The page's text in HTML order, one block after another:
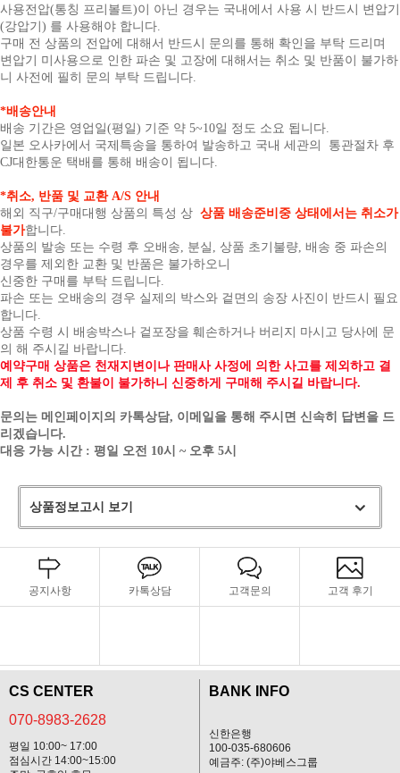
사용전압(통칭 프리볼트)이 아닌 경우는 국내에서 사용 시 반드시 변압기
(강압기) 를 사용해야 합니다.
구매 전 상품의 전압에 대해서 반드시 문의를 통해 확인을 부탁 드리며
변압기 미사용으로 인한 파손 및 고장에 대해서는 취소 및 반품이 불가하
니 사전에 필히 문의 부탁 드립니다.
*배송안내
배송 기간은 영업일(평일) 기준 약 5~10일 정도 소요 됩니다.
일본 오사카에서 국제특송을 통하여 발송하고 국내 세관의 통관절차 후
CJ대한통운 택배를 통해 배송이 됩니다.
*취소, 반품 및 교환 A/S 안내
해외 직구/구매대행 상품의 특성 상 상품 배송준비중 상태에서는 취소가
불가합니다.
상품의 발송 또는 수령 후 오배송, 분실, 상품 초기불량, 배송 중 파손의
경우를 제외한 교환 및 반품은 불가하오니
신중한 구매를 부탁 드립니다.
파손 또는 오배송의 경우 실제의 박스와 겉면의 송장 사진이 반드시 필요
합니다.
상품 수령 시 배송박스나 겉포장을 훼손하거나 버리지 마시고 당사에 문
의 해 주시길 바랍니다.
예약구매 상품은 천재지변이나 판매사 사정에 의한 사고를 제외하고 결
제 후 취소 및 환불이 불가하니 신중하게 구매해 주시길 바랍니다.
문의는 메인페이지의 카톡상담, 이메일을 통해 주시면 신속히 답변을 드
리겠습니다.
대응 가능 시간 : 평일 오전 10시 ~ 오후 5시
상품정보고시 보기
공지사항 카톡상담 고객문의 고객 후기
CS CENTER
070-8983-2628
평일 10:00~ 17:00
점심시간 14:00~15:00
BANK INFO
신한은행
100-035-680606
예금주: (주)야베스그룹